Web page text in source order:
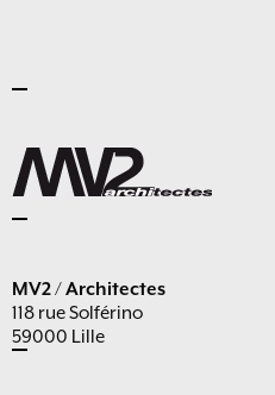
MV2 / Architectes
118 rue Solférino
59000 Lille